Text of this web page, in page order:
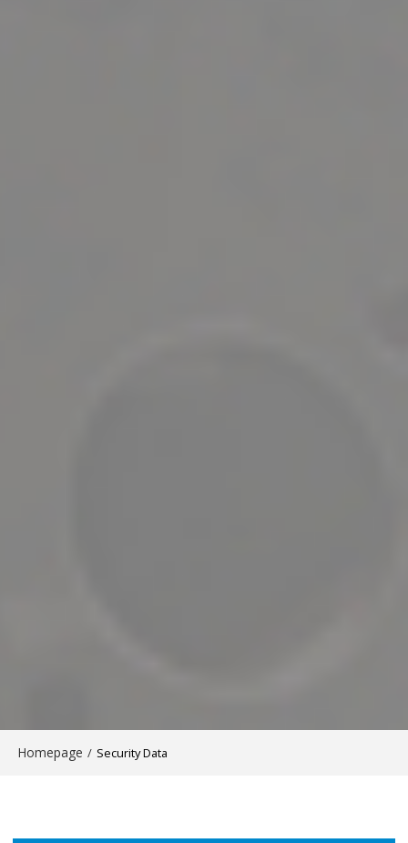
Homepage / Security Data